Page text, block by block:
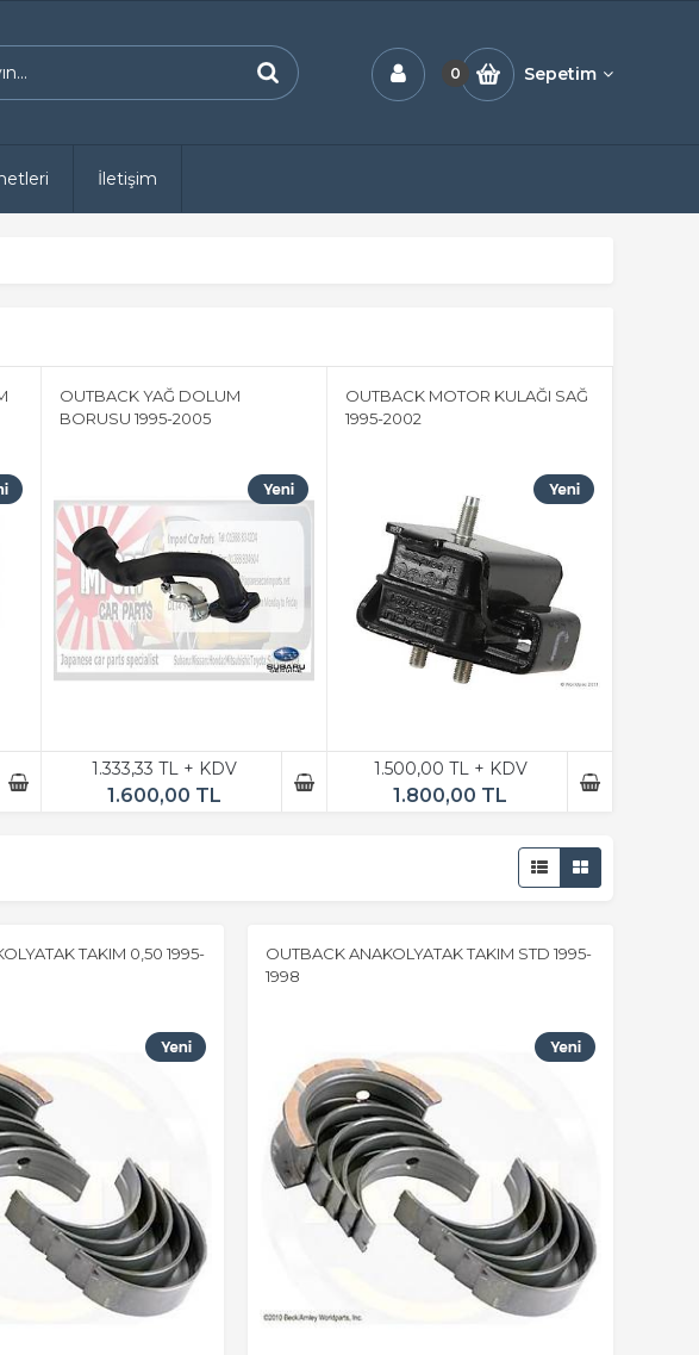
0 Sepetim
İletişim
OUTBACK YAĞ DOLUM
BORUSU 1995-2005
1.333,33 TL + KDV
1.600,00 TL
OUTBACK MOTOR KULAĞI SAĞ
1995-2002
1.500,00 TL + KDV
1.800,00 TL
TAKIM 0,50 1995-
OUTBACK ANAKOLYATAK TAKIM STD 1995-
1998